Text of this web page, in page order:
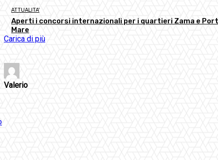
ATTUALITA'
Aperti i concorsi internazionali per i quartieri Zama e
Mare
Carica di più
Valerio